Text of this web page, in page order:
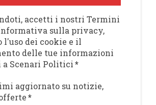
accetti i nostri Termini
sulla privacy,
l'uso dei cookie e il
delle tue informazioni
a Scenari Politici*
aggiornato su notizie,
*